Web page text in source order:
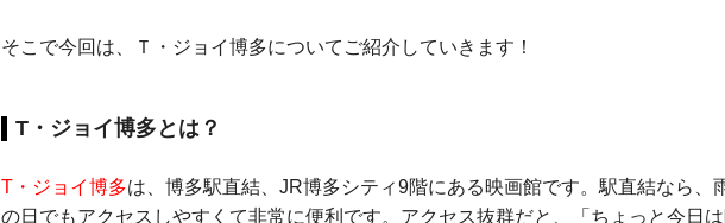
そこで今回は、Ｔ・ジョイ博多についてご紹介していきます！
T・ジョイ博多とは？
T・ジョイ博多は、博多駅直結、JR博多シティ9階にある映画館です。駅直結なら、
の日でもアクセスしやすくて非常に便利です。アクセス抜群だと、「ちょっと今日